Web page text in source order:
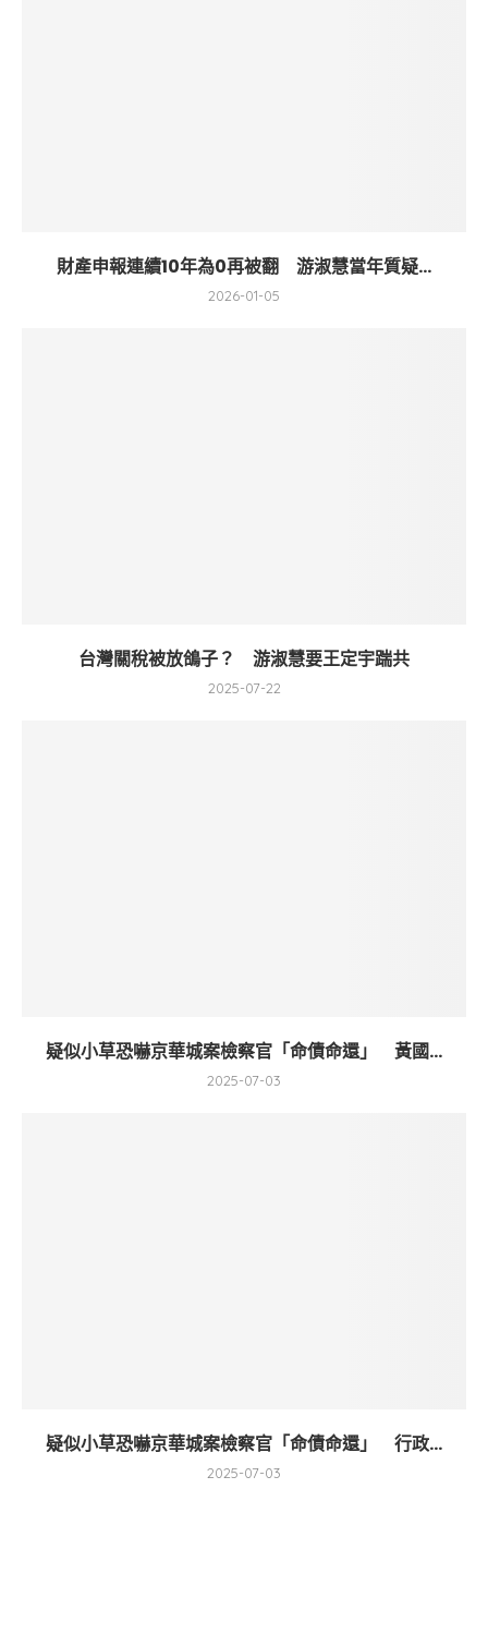
財產申報連續10年為0再被翻 游淑慧當年質疑...
2026-01-05
台灣關稅被放鴿子？ 游淑慧要王定宇踹共
2025-07-22
疑似小草恐嚇京華城案檢察官「命債命還」 黃國...
2025-07-03
疑似小草恐嚇京華城案檢察官「命債命還」 行政...
2025-07-03